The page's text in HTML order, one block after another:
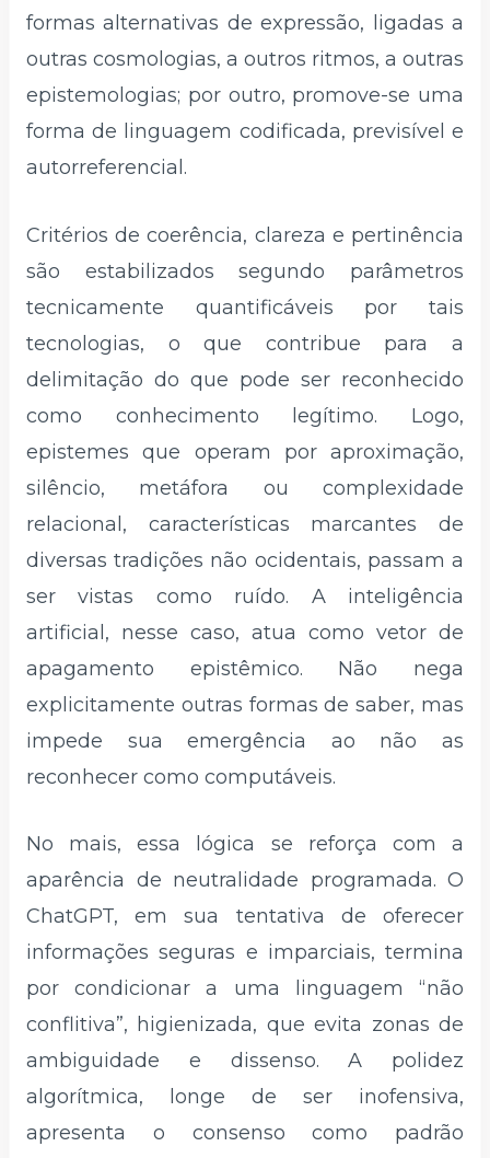
formas alternativas de expressão, ligadas a
outras cosmologias, a outros ritmos, a outras
epistemologias; por outro, promove-se uma
forma de linguagem codificada, previsível e
autorreferencial.
Critérios de coerência, clareza e pertinência
são estabilizados segundo parâmetros
tecnicamente quantificáveis por tais
tecnologias, o que contribue para a
delimitação do que pode ser reconhecido
como conhecimento legítimo. Logo,
epistemes que operam por aproximação,
silêncio, metáfora ou complexidade
relacional, características marcantes de
diversas tradições não ocidentais, passam a
ser vistas como ruído. A inteligência
artificial, nesse caso, atua como vetor de
apagamento epistêmico. Não nega
explicitamente outras formas de saber, mas
impede sua emergência ao não as
reconhecer como computáveis.
No mais, essa lógica se reforça com a
aparência de neutralidade programada. O
ChatGPT, em sua tentativa de oferecer
informações seguras e imparciais, termina
por condicionar a uma linguagem “não
conflitiva”, higienizada, que evita zonas de
ambiguidade e dissenso. A polidez
algorítmica, longe de ser inofensiva,
apresenta o consenso como padrão